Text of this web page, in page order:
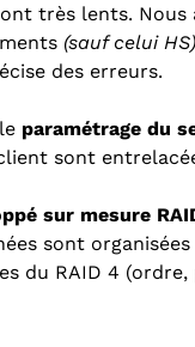
très lents. Nous
(sauf celui HS)
des erreurs.
paramétrage du
sont
sur mesure
sont
du RAID 4